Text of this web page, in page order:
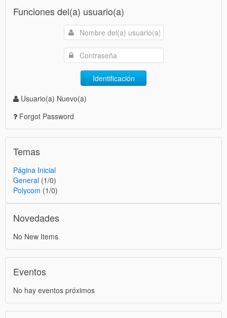
Funciones del(a) usuario(a)
Identificación
Usuario(a) Nuevo(a)
Forgot Password
Temas
Página Inicial
General (1/0)
Polycom (1/0)
Novedades
No New Items
Eventos
No hay eventos próximos